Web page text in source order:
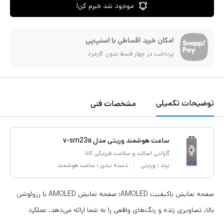
موجود شد خبرم کن!
امکان خرید اقساطی با اسنپ‌پی
پرداخت در چهار قسط بدون کارمزد
توضیحات تکمیلی مشخصات فنی
ساعت هوشمند وریتی مدل v-sm23a
گارانتی اصالت و سلامت فیزیکی کالا
برند : وریتی دسته بندی : ساعت هوشمند
صفحه نمایش باکیفیت AMOLED: صفحه نمایش AMOLED با رزولوشن
بالا، تصاویری زنده و رنگ‌های واقعی را به شما ارائه می‌دهد. عملکرد